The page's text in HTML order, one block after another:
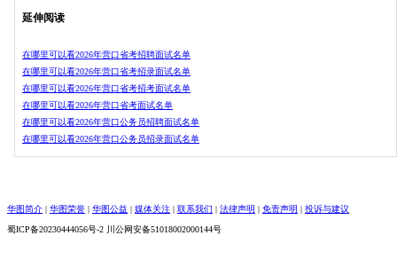
延伸阅读
在哪里可以看2026年营口省考招聘面试名单
在哪里可以看2026年营口省考招录面试名单
在哪里可以看2026年营口省考招考面试名单
在哪里可以看2026年营口省考面试名单
在哪里可以看2026年营口公务员招聘面试名单
在哪里可以看2026年营口公务员招录面试名单
华图简介 | 华图荣誉 | 华图公益 | 媒体关注 | 联系我们 | 法律声明 | 免责声明 | 投诉与建议
蜀ICP备20230444056号-2 川公网安备51018002000144号